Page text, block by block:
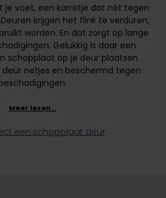
je voet, een karretje dat nét tegen
krijgen het flink te verduren,
worden. En dat zorgt op lange
Gelukkig is daar een
schopplaat op je deur plaatsen.
deur netjes en beschermd tegen
Meer lezen…
een schopplaat deur